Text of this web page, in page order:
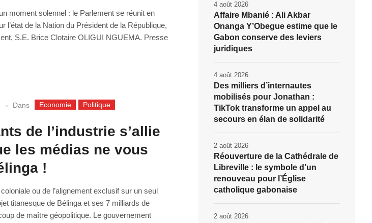
moment solennel : le Parlement se réunit en
l’état de la Nation du Président de la République,
S.E. Brice Clotaire OLIGUI NGUEMA. Presse
Dans Economie Politique
de l’industrie s’allie
les médias ne vous
!
ou de l’alignement exclusif sur un seul
titanesque de Bélinga et ses 7 milliards de
de maître géopolitique. Le gouvernement
Affaire Mbanié : Ali Akbar
Onanga Y’Obegue estime que le
Gabon conserve des leviers
juridiques
4 août 2026
Des milliers d’internautes
mobilisés pour Jonathan :
TikTok transforme un appel au
secours en élan de solidarité
4 août 2026
Réouverture de la Cathédrale de
Libreville : le symbole d’un
renouveau pour l’Église
catholique gabonaise
2 août 2026
2 août 2026